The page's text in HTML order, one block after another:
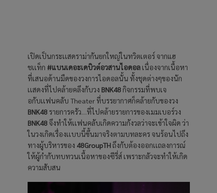
เปิดเป็นกระเเสดราม่ากันยกใหญ่ในทวิตเตอร์ จากแฮ
ชเเท็ก #แบนเดอะเดบิวต์อวสานไอดอลเนื่องจากเนื้อหา
ที่เสนอด้านมืดของวงการไอดอลนั้น ทั้งชุดต่างๆของนัก
เเสดงที่ไปคล้ายคลึงกับวง BNK48กิจกรรมที่พบเจ
อกับเเฟนคลับ Theater ที่บรรยากาศก็คล้ายกับของวง
BNK48รายการครัว…ที่ไปคล้ายรายการของเมมเบอร์วง
BNK48จึงทำให้เเฟนคลับเกิดความกังวลว่าจะเข้าใจผิด ว่า
ในวงเกิดเรื่องเเบบนี้ขึ้นมาจริงตามบทละคร จนร้อนไปถึง
ทางผู้บริหารของ 48GroupTHถึงกับต้องออกเเถลงการณ์
ให้ผู้กำกับทบทวนเนื้อหาของซีรี่ส์ เพราะกลัวจะทำให้เกิด
ความสับสน